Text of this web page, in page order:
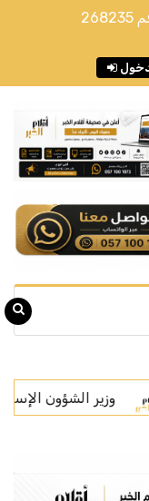
268235
الشؤون الإسلامية